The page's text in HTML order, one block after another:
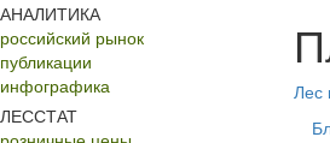
АНАЛИТИКА
российский рынок
публикации
инфографика
ЛЕССТАТ
Лес